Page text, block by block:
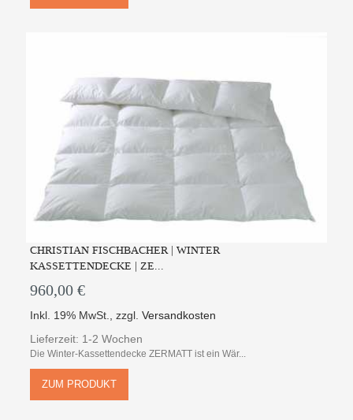
CHRISTIAN FISCHBACHER | WINTER
KASSETTENDECKE | ZE...
960,00 €
Inkl. 19% MwSt. ,zzgl.Versandkosten
Lieferzeit: 1-2 Wochen
Die Winter-Kassettendecke ZERMATT ist ein Wär...
ZUM PRODUKT